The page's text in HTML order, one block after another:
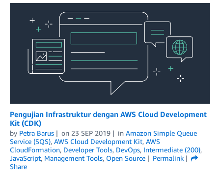
Pengujian Infrastruktur dengan AWS Cloud Development
Kit (CDK)
by Petra Barus on 23 SEP 2019 in Amazon Simple Queue
Service (SQS), AWS Cloud Development Kit, AWS
CloudFormation, Developer Tools, DevOps, Intermediate (200),
JavaScript, Management Tools, Open Source
Permalink
Share